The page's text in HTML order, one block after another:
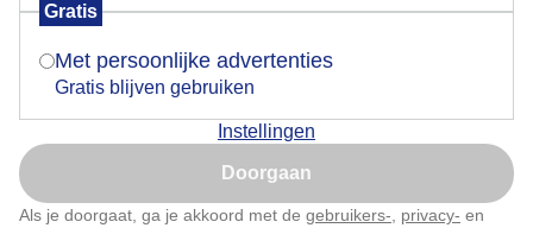
Gratis
Met persoonlijke advertenties
Gratis blijven gebruiken
Instellingen
Doorgaan
Als je doorgaat, ga je akkoord met de gebruikers- privacy- en
Door: Martha kivits Gemaakt: 20-01-2026, 35x bekeken
Is goed, toon de popup
Nu niet, misschien later
Klik hierom dit aan te passen